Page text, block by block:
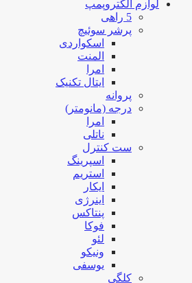
لوازم الکتروپمپ
5 راهی
پرشر سوئیچ
اسکواردی
المنت
امرا
ایتال تکنیک
پروانه
درجه (مانومتر)
امرا
ناتلی
ست کنترل
اسپرینگ
استریم
ایکار
اینرژی
پنتاکس
فوکا
لئو
ونیکو
یوسفی
کلگی